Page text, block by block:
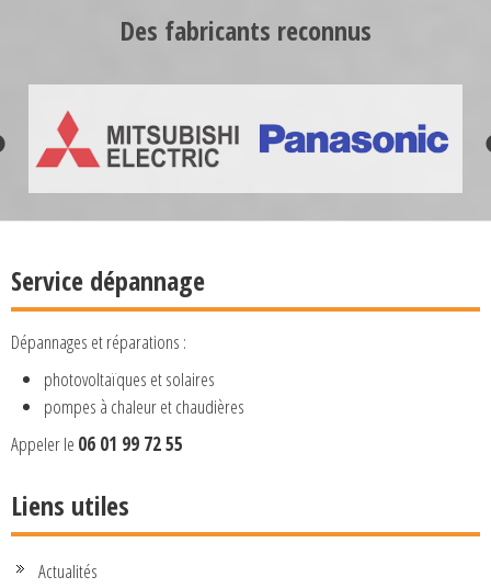
Des fabricants reconnus
Service dépannage
Dépannages et réparations :
photovoltaïques et solaires
pompes à chaleur et chaudières
Appeler le 06 01 99 72 55
Liens utiles
Actualités